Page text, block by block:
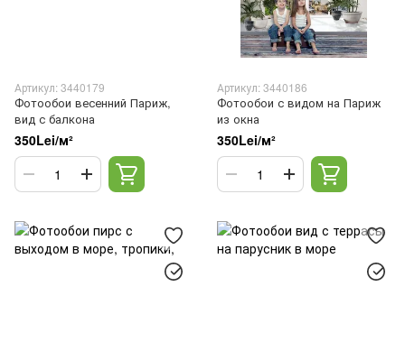
Артикул: 3440179
Фотообои весенний Париж,
вид с балкона
350Lei/м²
Артикул: 3440186
Фотообои с видом на Париж
из окна
350Lei/м²